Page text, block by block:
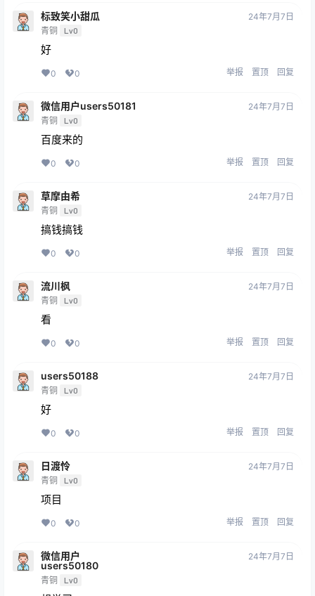
标致笑小甜瓜
青铜 Lv0
24年7月7日
好
0 0 举报 置顶 回复
微信用户users50181
青铜 Lv0
24年7月7日
百度来的
0 0 举报 置顶 回复
草摩由希
青铜 Lv0
24年7月7日
搞钱搞钱
0 0 举报 置顶 回复
流川枫
青铜 Lv0
24年7月7日
看
0 0 举报 置顶 回复
users50188
青铜 Lv0
24年7月7日
好
0 0 举报 置顶 回复
日渡怜
青铜 Lv0
24年7月7日
项目
0 0 举报 置顶 回复
微信用户
users50180
青铜 Lv0
24年7月7日